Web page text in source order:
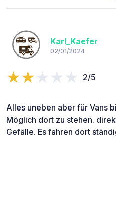
Karl_Kaefer
02/01/2024
2/5
Alles uneben aber für Vans
Möglich dort zu stehen.
Gefälle. Es fahren dort